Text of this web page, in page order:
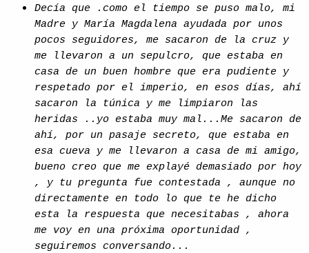
Decía que .como el tiempo se puso malo, mi
Madre y María Magdalena ayudada por unos
pocos seguidores, me sacaron de la cruz y
me llevaron a un sepulcro, que estaba en
casa de un buen hombre que era pudiente y
respetado por el imperio, en esos días, ahí
sacaron la túnica y me limpiaron las
heridas ..yo estaba muy mal...Me sacaron de
ahí, por un pasaje secreto, que estaba en
esa cueva y me llevaron a casa de mi amigo,
bueno creo que me explayé demasiado por hoy
, y tu pregunta fue contestada , aunque no
directamente en todo lo que te he dicho
esta la respuesta que necesitabas , ahora
me voy en una próxima oportunidad ,
seguiremos conversando...